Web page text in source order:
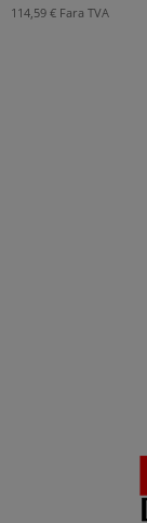
114,59 € Fara TVA